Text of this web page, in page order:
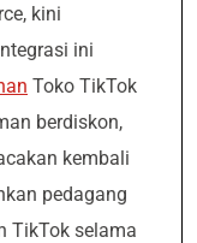
kini
ini
Toko TikTok
berdiskon,
kembali
pedagang
TikTok selama